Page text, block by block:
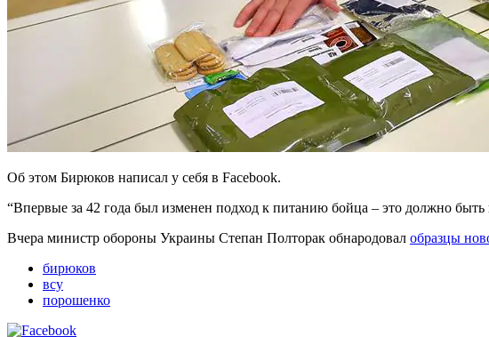
Об этом Бирюков написал у себя в Facebook.
“Впервые за 42 года был изменен подход к питанию бойца – это должно
Вчера министр обороны Украины Степан Полторак обнародовал образцы
бирюков
всу
порошенко